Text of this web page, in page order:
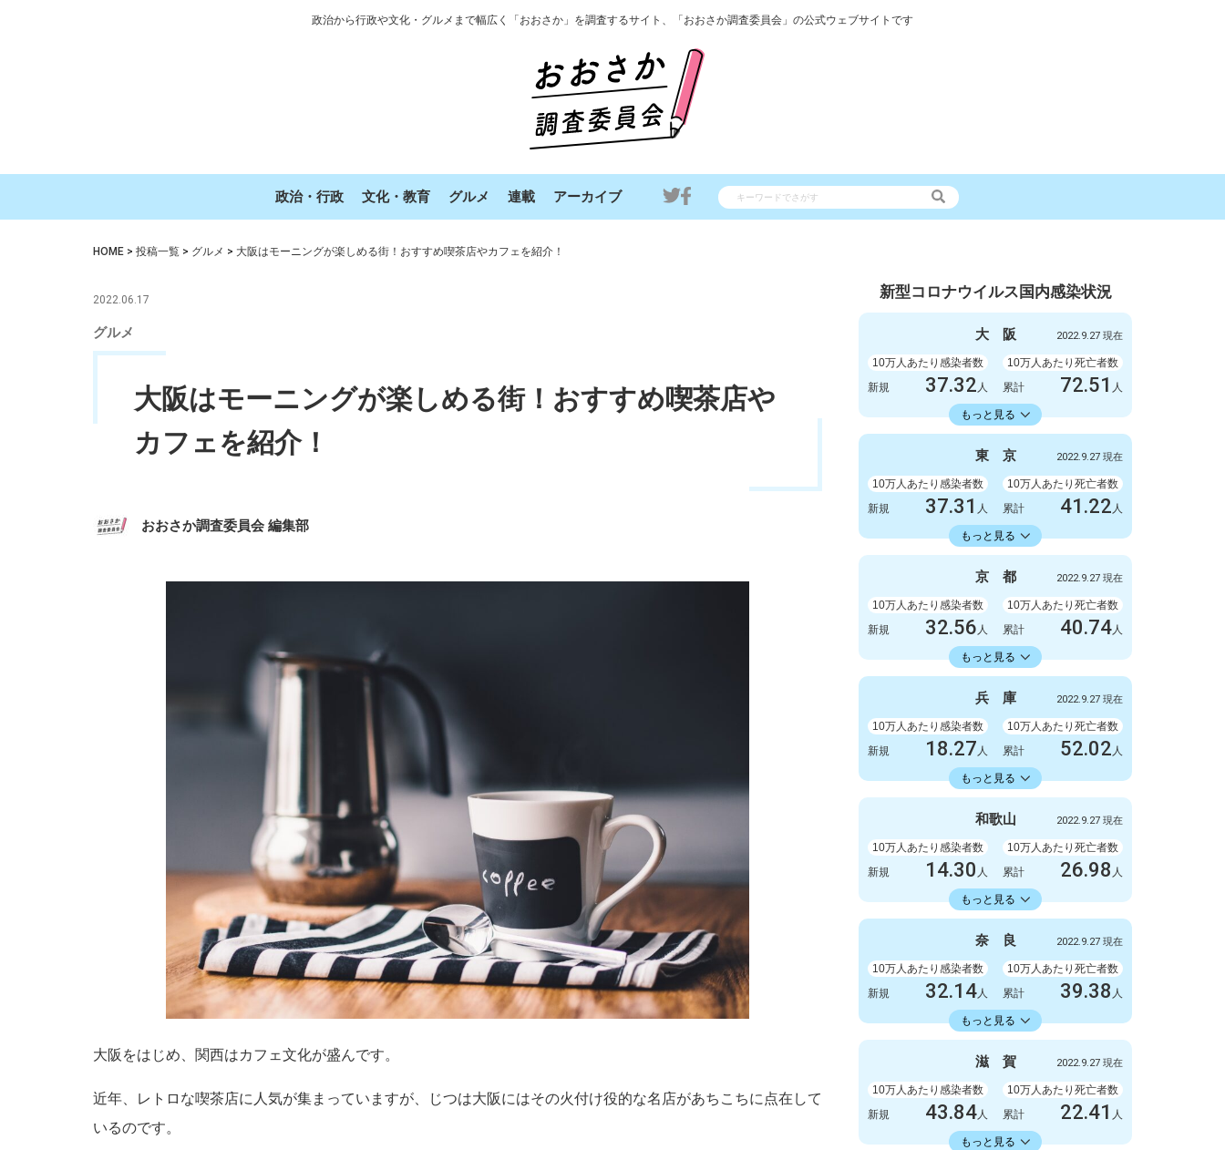
政治から行政や文化・グルメまで幅広く「おおさか」を調査するサイト、「おおさか調査委員会」の公式ウェブサイトです
政治・行政 文化・教育 グルメ 連載 アーカイブ
HOME > 投稿一覧 > グルメ > 大阪はモーニングが楽しめる街！おすすめ喫茶店やカフェを紹介！
2022.06.17
グルメ
大阪はモーニングが楽しめる街！おすすめ喫茶店や
カフェを紹介！
おおさか調査委員会 編集部
大阪をはじめ、関西はカフェ文化が盛んです。
近年、レトロな喫茶店に人気が集まっていますが、じつは大阪にはその火付け役的な名店があちこちに点在して
いるのです。
新型コロナウイルス国内感染状況
大 阪 2022.9.27 現在
10万人あたり感染者数
新規
37.32 人
10万人あたり死亡者数
累計
72.51 人
もっと見る
23598.73人
感染者数
3300人
死亡者数
新規
9人
累計 2086723人 累計 6412人
東 京 2022.9.27 現在
10万人あたり感染者数
新規
37.31 人
10万人あたり死亡者数
累計
41.22 人
もっと見る
22429.74人
感染者数
5247人
死亡者数
新規
6人
累計 3154675人 累計 5798人
京 都 2022.9.27 現在
10万人あたり感染者数
新規
32.56 人
10万人あたり死亡者数
累計
40.74人
もっと見る
18413.86人
感染者数
840人
死亡者数
新規
3人
累計
475063人 累計 1051人
兵 庫 2022.9.27 現在
10万人あたり感染者数
新規
18.27 人
10万人あたり死亡者数
累計
52.02 人
もっと見る
18353.34人
感染者数
999人
死亡者数
新規
1人
累計 1003778人 累計 2845人
和歌山 2022.9.27 現在
10万人あたり感染者数
新規
14.30 人
10万人あたり死亡者数
累計
26.98 人
もっと見る
14336.11人
感染者数
132人
死亡者数
新規
1人
累計
132327人 累計 249人
奈 良 2022.9.27 現在
10万人あたり感染者数
新規
32.14人
10万人あたり死亡者数
累計
39.38 人
もっと見る
16582.30人
感染者数
426人
死亡者数
新規
0人
累計
219788人 累計 522人
滋 賀 2022.9.27 現在
10万人あたり感染者数
新規
43.84人
10万人あたり死亡者数
累計
22.41 人
もっと見る
16406.17人